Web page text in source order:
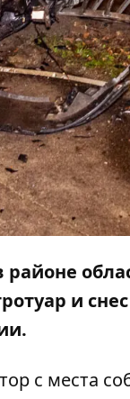
и
с места